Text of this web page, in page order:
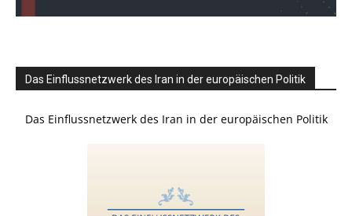
Das Einflussnetzwerk des Iran in der europäischen Politik
Das Einflussnetzwerk des Iran in der europäischen Politik